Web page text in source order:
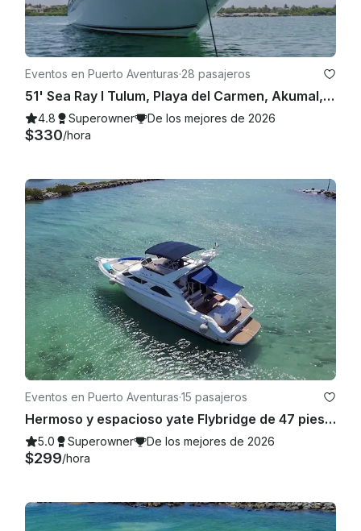
Eventos en Puerto Aventuras·28 pasajeros
51' Sea Ray I Tulum, Playa del Carmen, Akumal, Riviera Maya
4.8 Superowner De los mejores de 2026
$330/hora
Eventos en Puerto Aventuras·15 pasajeros
Hermoso y espacioso yate Flybridge de 47 pies en Tulum y Playa (todo incluido)
5.0 Superowner De los mejores de 2026
$299/hora